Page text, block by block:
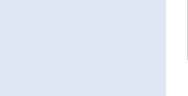
(öffnet neues Fenster). (nicht
(öffnet neues Fenster). (nicht